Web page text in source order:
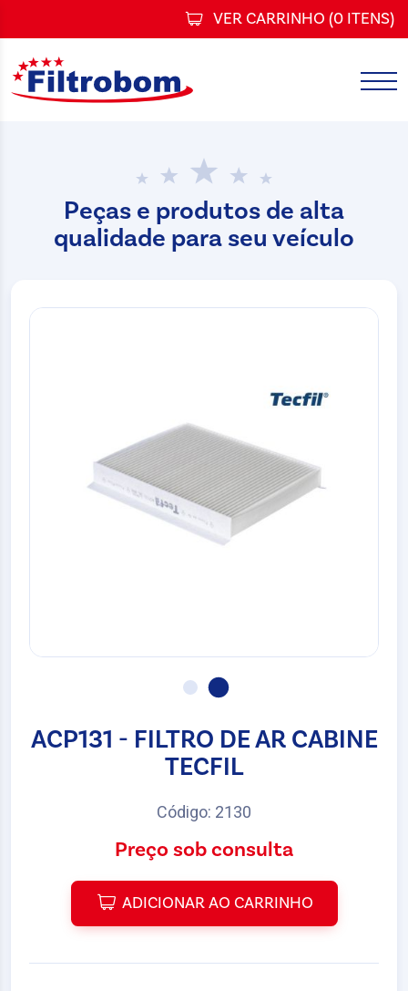
VER CARRINHO (0 ITENS)
Peças e produtos de alta
qualidade para seu veículo
ACP131 - FILTRO DE AR CABINE
TECFIL
Código: 2130
Preço sob consulta
ADICIONAR AO CARRINHO